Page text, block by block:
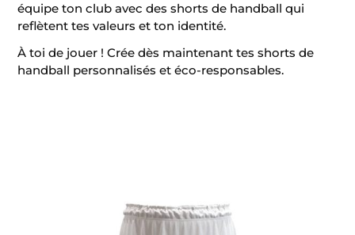
équipe ton club avec des shorts de handball qui
reflètent tes valeurs et ton identité.
À toi de jouer ! Crée dès maintenant tes shorts de
handball personnalisés et éco-responsables.